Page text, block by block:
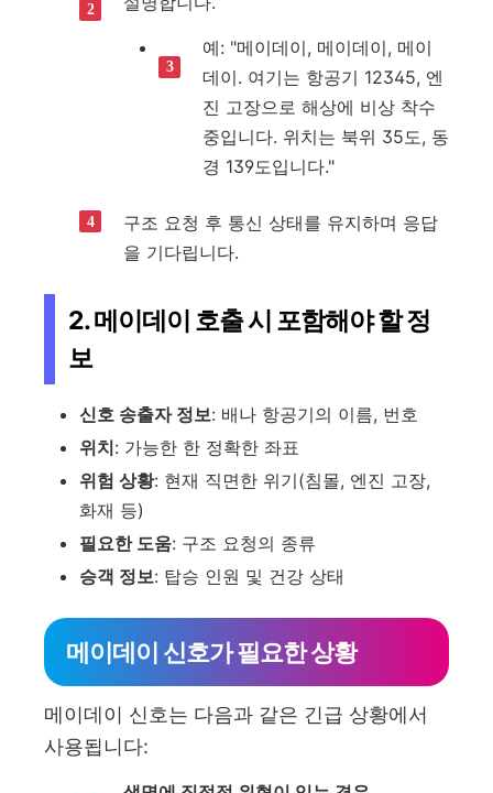
예: "메이데이, 메이데이, 메이
데이. 여기는 항공기 12345, 엔
진 고장으로 해상에 비상 착수
중입니다. 위치는 북위 35도, 동
경 139도입니다."
구조 요청 후 통신 상태를 유지하며 응답
을 기다립니다.
2. 메이데이 호출 시 포함해야 할 정
보
신호 송출자 정보: 배나 항공기의 이름, 번호
위치: 가능한 한 정확한 좌표
위험 상황: 현재 직면한 위기(침몰, 엔진 고장,
화재 등)
필요한 도움: 구조 요청의 종류
승객 정보: 탑승 인원 및 건강 상태
메이데이 신호가 필요한 상황
메이데이 신호는 다음과 같은 긴급 상황에서
사용됩니다: